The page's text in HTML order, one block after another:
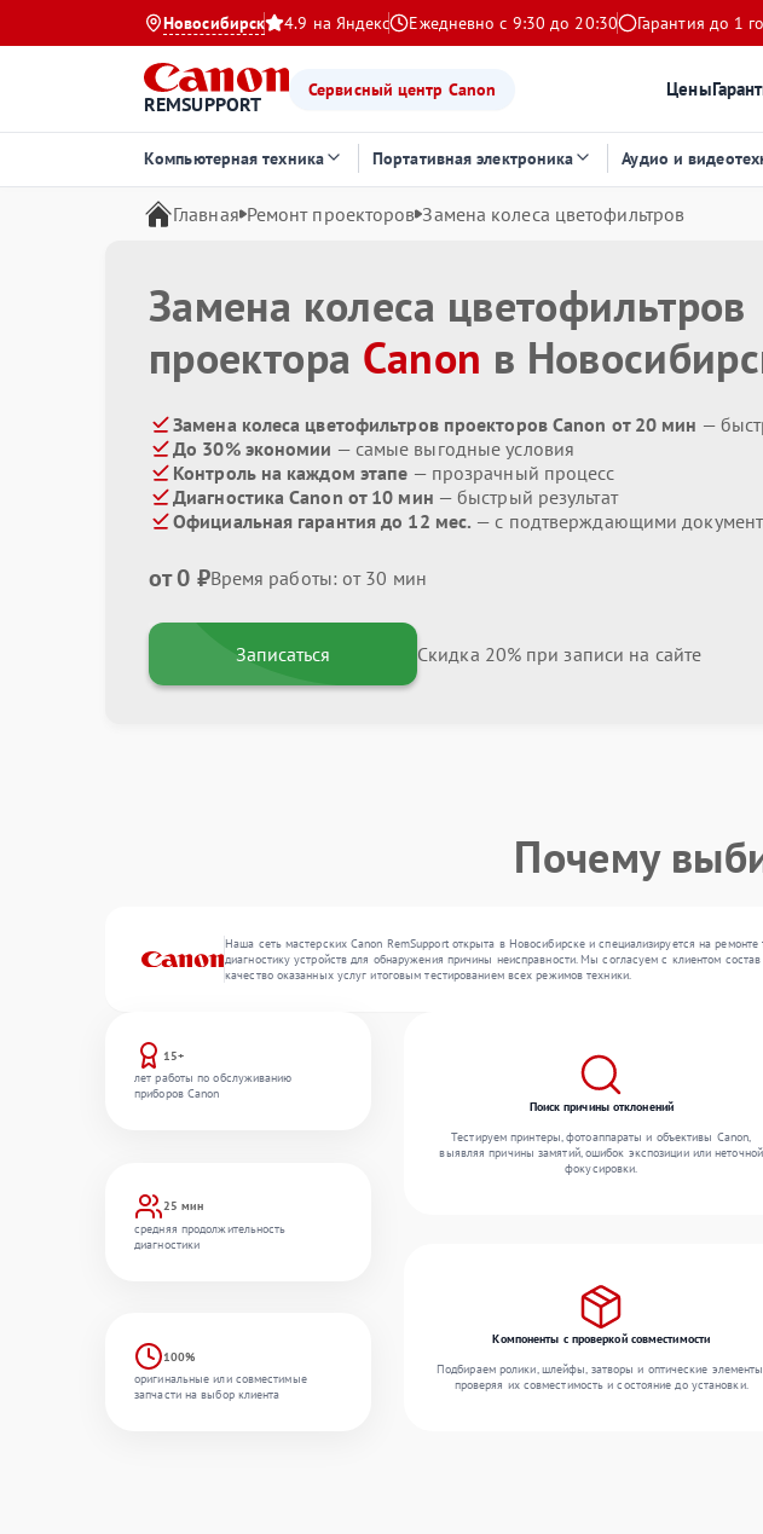
Новосибирск 4.9 на Яндекс Ежедневно с 9:30 до 20:30 Гарантия до 1
REMSUPPORT
Сервисный центр Canon Цены
Компьютерная техника Портативная электроника Аудио и
Главная Ремонт проекторов Замена колеса цветофильтров
Замена колеса цветофильтров
проектора Canon в
Замена колеса цветофильтров проекторов Canon от 20 мин —
До 30% экономии — самые выгодные условия
Контроль на каждом этапе — прозрачный процесс
Диагностика Canon от 10 мин — быстрый результат
Официальная гарантия до 12 мес. — с подтверждающими
от 0 ₽Время работы: от 30 мин
Записаться Скидка 20% при записи на сайте
Почему
Наша сеть мастерских Canon RemSupport открыта в Новосибирске и специализируется на
диагностику устройств для обнаружения причины неисправности. Мы согласуем с клиентом
качество оказанных услуг итоговым тестированием всех режимов техники.
15+
лет работы по обслуживанию
приборов Canon
25 мин
средняя продолжительность
диагностики
100%
оригинальные или совместимые
запчасти на выбор клиента
Поиск причины отклонений
Тестируем принтеры, фотоаппараты и объективы Canon,
выявляя причины замятий, ошибок экспозиции или неточной
фокусировки.
Компоненты с проверкой совместимости
Подбираем ролики, шлейфы, затворы и оптические
проверяя их совместимость и состояние до установки.